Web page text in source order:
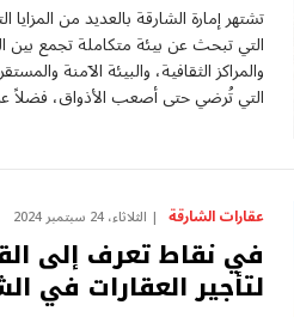
تشتهر إمارة الشارقة بالعديد من المزايا
التي تبحث عن بيئة متكاملة تجمع بين
والمراكز الثقافية، والبيئة الآمنة
التي تُرضي حتى أصعب الأذواق، فضلاً
عقارات الشارقة الثلاثاء، 24 سبتمبر 2024
في نقاط تعرف إلى
لتأجير العقارات في